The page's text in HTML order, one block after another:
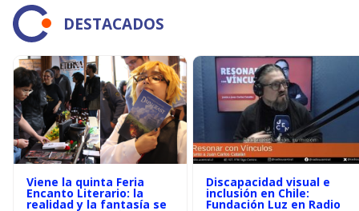
DESTACADOS
Viene la quinta Feria
Encanto Literario: la
realidad y la fantasía se
Discapacidad visual e
inclusión en Chile:
Fundación Luz en Radio